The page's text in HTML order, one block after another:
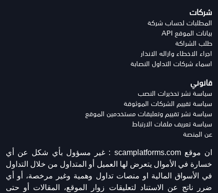
شركات
المطلبات لحساب شركة
بيانات الموقع API
طلب الشراكة
اجراء الاخطاء وازاله الانذار
اسماء شركات التداول النصابة
قانوني
سياسة نشر تحذيرات النصب
سياسة تقييم الشركات الموثوقة
سياسة نشر تقييم وتعليقات مستخدمين الموقع
سياسة تعريف ملفات الارتباط
عن المنصة
ان موقع scamplatforms.com :
غير مسؤول بأي شكل عن أي
خسارة في الأموال يتعرض لها العميل أو المتداول من خلال التداول
في الأسواق المالية او منصات تداول وهمية وغير مرخصة، أو أي
ضرر ناتج عن الاستناد لتعليقات زوار الموقع، المقالات أو حتى